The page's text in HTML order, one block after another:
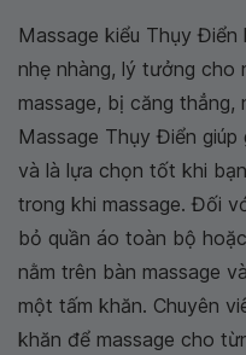
Massage kiểu Thụy Điển
nhẹ nhàng, lý tưởng cho
massage, bị căng thẳng,
Massage Thụy Điển giúp
và là lựa chọn tốt khi
trong khi massage. Đối
bỏ quần áo toàn bộ
nằm trên bàn massage
một tấm khăn. Chuyên
khăn để massage cho